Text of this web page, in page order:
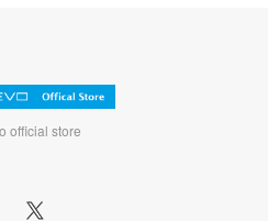
official store